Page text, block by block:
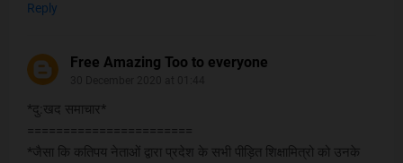
Reply
Free Amazing Too to everyone
*दु:खद समाचार*
=======================
*जैसा कि कतिपय नेताओं द्वारा प्रदेश के सभी पीड़ित शिक्षामित्रो को उनके